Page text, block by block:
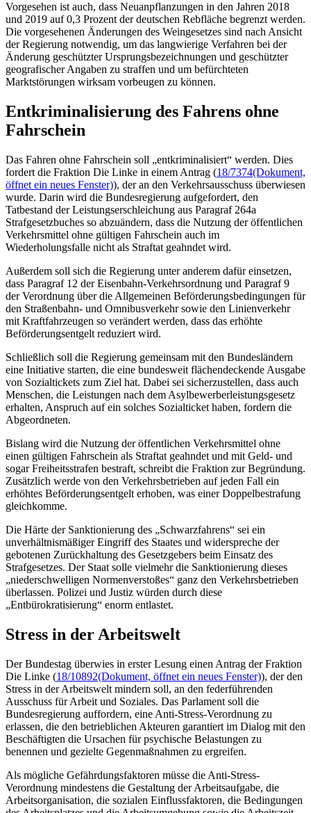
Vorgesehen ist auch, dass Neuanpflanzungen in den Jahren 2018
und 2019 auf 0,3 Prozent der deutschen Rebfläche begrenzt werden.
Die vorgesehenen Änderungen des Weingesetzes sind nach Ansicht
der Regierung notwendig, um das langwierige Verfahren bei der
Änderung geschützter Ursprungsbezeichnungen und geschützter
geografischer Angaben zu straffen und um befürchteten
Marktstörungen wirksam vorbeugen zu können.
Entkriminalisierung des Fahrens ohne
Fahrschein
Das Fahren ohne Fahrschein soll „entkriminalisiert“ werden. Dies
fordert die Fraktion Die Linke in einem Antrag (18/7374(Dokument,
öffnet ein neues Fenster)), der an den Verkehrsausschuss überwiesen
wurde. Darin wird die Bundesregierung aufgefordert, den
Tatbestand der Leistungserschleichung aus Paragraf 264a
Strafgesetzbuches so abzuändern, dass die Nutzung der öffentlichen
Verkehrsmittel ohne gültigen Fahrschein auch im
Wiederholungsfalle nicht als Straftat geahndet wird.
Außerdem soll sich die Regierung unter anderem dafür einsetzen,
dass Paragraf 12 der Eisenbahn-Verkehrsordnung und Paragraf 9
der Verordnung über die Allgemeinen Beförderungsbedingungen für
den Straßenbahn- und Omnibusverkehr sowie den Linienverkehr
mit Kraftfahrzeugen so verändert werden, dass das erhöhte
Beförderungsentgelt reduziert wird.
Schließlich soll die Regierung gemeinsam mit den Bundesländern
eine Initiative starten, die eine bundesweit flächendeckende Ausgabe
von Sozialtickets zum Ziel hat. Dabei sei sicherzustellen, dass auch
Menschen, die Leistungen nach dem Asylbewerberleistungsgesetz
erhalten, Anspruch auf ein solches Sozialticket haben, fordern die
Abgeordneten.
Bislang wird die Nutzung der öffentlichen Verkehrsmittel ohne
einen gültigen Fahrschein als Straftat geahndet und mit Geld- und
sogar Freiheitsstrafen bestraft, schreibt die Fraktion zur Begründung.
Zusätzlich werde von den Verkehrsbetrieben auf jeden Fall ein
erhöhtes Beförderungsentgelt erhoben, was einer Doppelbestrafung
gleichkomme.
Die Härte der Sanktionierung des „Schwarzfahrens“ sei ein
unverhältnismäßiger Eingriff des Staates und widerspreche der
gebotenen Zurückhaltung des Gesetzgebers beim Einsatz des
Strafgesetzes. Der Staat solle vielmehr die Sanktionierung dieses
„niederschwelligen Normenverstoßes“ ganz den Verkehrsbetrieben
überlassen. Polizei und Justiz würden durch diese
„Entbürokratisierung“ enorm entlastet.
Stress in der Arbeitswelt
Der Bundestag überwies in erster Lesung einen Antrag der Fraktion
Die Linke (18/10892(Dokument, öffnet ein neues Fenster)), der den
Stress in der Arbeitswelt mindern soll, an den federführenden
Ausschuss für Arbeit und Soziales. Das Parlament soll die
Bundesregierung auffordern, eine Anti-Stress-Verordnung zu
erlassen, die den betrieblichen Akteuren garantiert im Dialog mit den
Beschäftigten die Ursachen für psychische Belastungen zu
benennen und gezielte Gegenmaßnahmen zu ergreifen.
Als mögliche Gefährdungsfaktoren müsse die Anti-Stress-
Verordnung mindestens die Gestaltung der Arbeitsaufgabe, die
Arbeitsorganisation, die sozialen Einflussfaktoren, die Bedingungen